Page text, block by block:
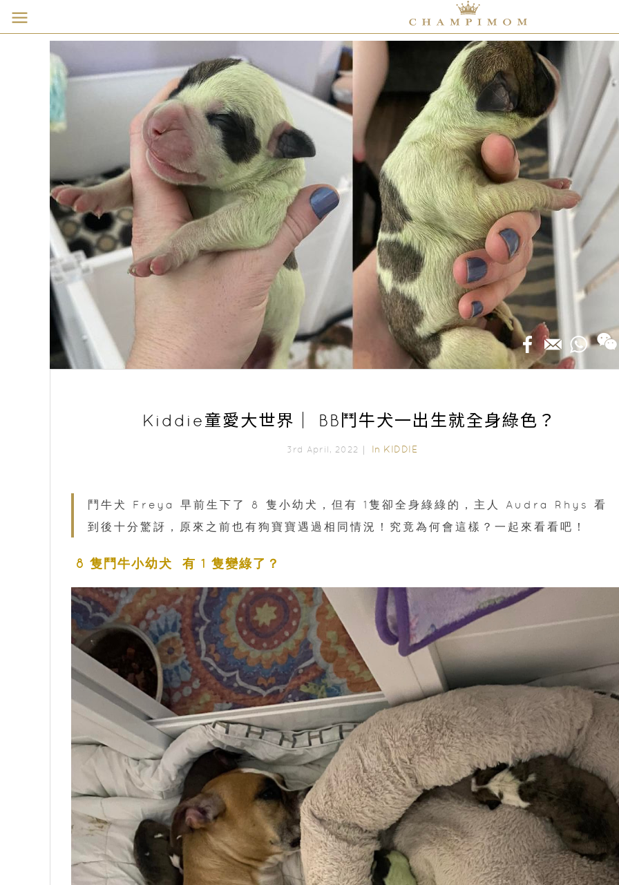
Kiddie童愛大世界｜ BB鬥牛犬一出生就全身綠色？
3rd April, 2022｜ In KIDDIE
鬥牛犬 Freya 早前生下了 8 隻小幼犬，但有 1隻卻全身綠綠的，主人 Audra Rhys 看
到後十分驚訝，原來之前也有狗寶寶遇過相同情況！究竟為何會這樣？一起來看看吧！
8 隻鬥牛小幼犬 有 1 隻變綠了？